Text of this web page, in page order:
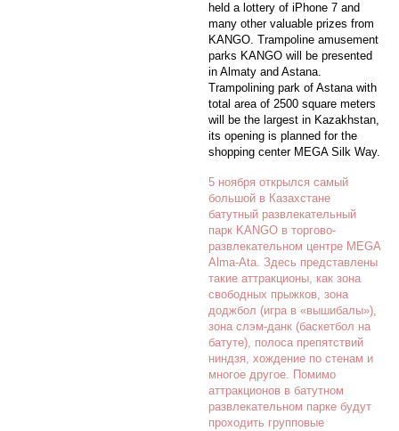
held a lottery of iPhone 7 and
many other valuable prizes from
KANGO. Trampoline amusement
parks KANGO will be presented
in Almaty and Astana.
Trampolining park of Astana with
total area of 2500 square meters
will be the largest in Kazakhstan,
its opening is planned for the
shopping center MEGA Silk Way.
5 ноября открылся самый
большой в Казахстане
батутный развлекательный
парк KANGO в торгово-
развлекательном центре MEGA
Alma-Ata. Здесь представлены
такие аттракционы, как зона
свободных прыжков, зона
доджбол (игра в «вышибалы»),
зона слэм-данк (баскетбол на
батуте), полоса препятствий
ниндзя, хождение по стенам и
многое другое. Помимо
аттракционов в батутном
развлекательном парке будут
проходить групповые